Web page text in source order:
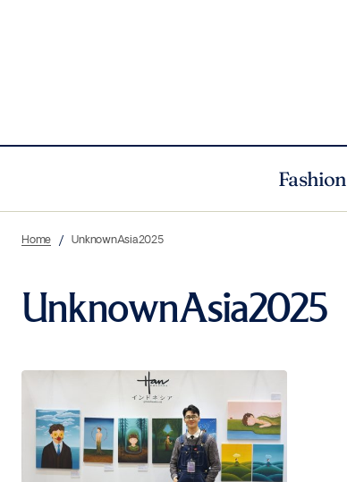
Fashion
Home UnknownAsia2025
UnknownAsia2025